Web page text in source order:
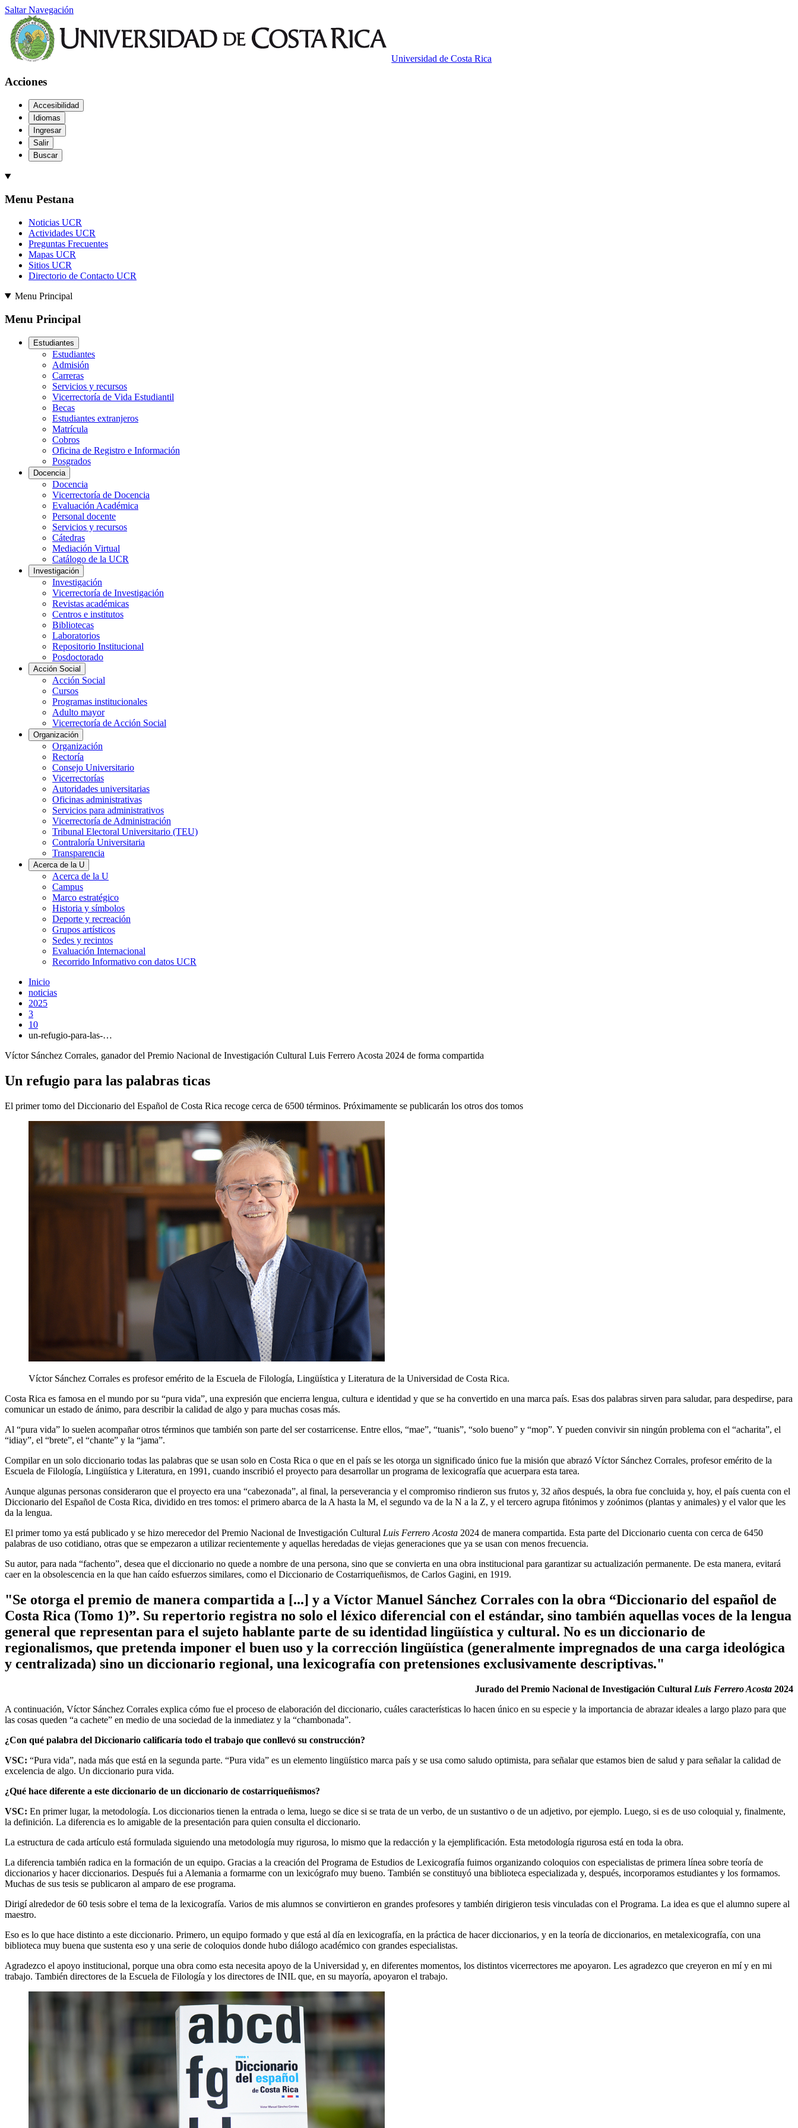
Saltar Navegación
Universidad de Costa Rica
Acciones
Accesibilidad
Idiomas
Ingresar
Salir
Buscar
Menu Pestana
Noticias UCR
Actividades UCR
Preguntas Frecuentes
Mapas UCR
Sitios UCR
Directorio de Contacto UCR
Menu Principal
Menu Principal
Estudiantes
Estudiantes
Admisión
Carreras
Servicios y recursos
Vicerrectoría de Vida Estudiantil
Becas
Estudiantes extranjeros
Matrícula
Cobros
Oficina de Registro e Información
Posgrados
Docencia
Docencia
Vicerrectoría de Docencia
Evaluación Académica
Personal docente
Servicios y recursos
Cátedras
Mediación Virtual
Catálogo de la UCR
Investigación
Investigación
Vicerrectoría de Investigación
Revistas académicas
Centros e institutos
Bibliotecas
Laboratorios
Repositorio Institucional
Posdoctorado
Acción Social
Acción Social
Cursos
Programas institucionales
Adulto mayor
Vicerrectoría de Acción Social
Organización
Organización
Rectoría
Consejo Universitario
Vicerrectorías
Autoridades universitarias
Oficinas administrativas
Servicios para administrativos
Vicerrectoría de Administración
Tribunal Electoral Universitario (TEU)
Contraloría Universitaria
Transparencia
Acerca de la U
Acerca de la U
Campus
Marco estratégico
Historia y símbolos
Deporte y recreación
Grupos artísticos
Sedes y recintos
Evaluación Internacional
Recorrido Informativo con datos UCR
Inicio
noticias
2025
3
10
un-refugio-para-las-…
Víctor Sánchez Corrales, ganador del Premio Nacional de Investigación Cultural Luis Ferrero Acosta 2024 de forma compartida
Un refugio para las palabras ticas
El primer tomo del Diccionario del Español de Costa Rica recoge cerca de 6500 términos. Próximamente se publicarán los otros dos tomos
Víctor Sánchez Corrales es profesor emérito de la Escuela de Filología, Lingüística y Literatura de la Universidad de Costa Rica.
Costa Rica es famosa en el mundo por su “pura vida”, una expresión que encierra lengua, cultura e identidad y que se ha convertido en una marca país. Esas dos palabras sirven para saludar, para despedirse, para
comunicar un estado de ánimo, para describir la calidad de algo y para muchas cosas más.
Al “pura vida” lo suelen acompañar otros términos que también son parte del ser costarricense. Entre ellos, “mae”, “tuanis”, “solo bueno” y “mop”. Y pueden convivir sin ningún problema con el “acharita”, el
“idiay”, el “brete”, el “chante” y la “jama”.
Compilar en un solo diccionario todas las palabras que se usan solo en Costa Rica o que en el país se les otorga un significado único fue la misión que abrazó Víctor Sánchez Corrales, profesor emérito de la
Escuela de Filología, Lingüística y Literatura, en 1991, cuando inscribió el proyecto para desarrollar un programa de lexicografía que acuerpara esta tarea.
Aunque algunas personas consideraron que el proyecto era una “cabezonada”, al final, la perseverancia y el compromiso rindieron sus frutos y, 32 años después, la obra fue concluida y, hoy, el país cuenta con el
Diccionario del Español de Costa Rica, dividido en tres tomos: el primero abarca de la A hasta la M, el segundo va de la N a la Z, y el tercero agrupa fitónimos y zoónimos (plantas y animales) y el valor que les
da la lengua.
El primer tomo ya está publicado y se hizo merecedor del Premio Nacional de Investigación Cultural Luis Ferrero Acosta 2024 de manera compartida. Esta parte del Diccionario cuenta con cerca de 6450
palabras de uso cotidiano, otras que se empezaron a utilizar recientemente y aquellas heredadas de viejas generaciones que ya se usan con menos frecuencia.
Su autor, para nada “fachento”, desea que el diccionario no quede a nombre de una persona, sino que se convierta en una obra institucional para garantizar su actualización permanente. De esta manera, evitará
caer en la obsolescencia en la que han caído esfuerzos similares, como el Diccionario de Costarriqueñismos, de Carlos Gagini, en 1919.
"Se otorga el premio de manera compartida a [...] y a Víctor Manuel Sánchez Corrales con la obra “Diccionario del español de
Costa Rica (Tomo 1)”. Su repertorio registra no solo el léxico diferencial con el estándar, sino también aquellas voces de la lengua
general que representan para el sujeto hablante parte de su identidad lingüística y cultural. No es un diccionario de
regionalismos, que pretenda imponer el buen uso y la corrección lingüística (generalmente impregnados de una carga ideológica
y centralizada) sino un diccionario regional, una lexicografía con pretensiones exclusivamente descriptivas."
Jurado del Premio Nacional de Investigación Cultural Luis Ferrero Acosta 2024
A continuación, Víctor Sánchez Corrales explica cómo fue el proceso de elaboración del diccionario, cuáles características lo hacen único en su especie y la importancia de abrazar ideales a largo plazo para que
las cosas queden “a cachete” en medio de una sociedad de la inmediatez y la “chambonada”.
¿Con qué palabra del Diccionario calificaría todo el trabajo que conllevó su construcción?
VSC: “Pura vida”, nada más que está en la segunda parte. “Pura vida” es un elemento lingüístico marca país y se usa como saludo optimista, para señalar que estamos bien de salud y para señalar la calidad de
excelencia de algo. Un diccionario pura vida.
¿Qué hace diferente a este diccionario de un diccionario de costarriqueñismos?
VSC: En primer lugar, la metodología. Los diccionarios tienen la entrada o lema, luego se dice si se trata de un verbo, de un sustantivo o de un adjetivo, por ejemplo. Luego, si es de uso coloquial y, finalmente,
la definición. La diferencia es lo amigable de la presentación para quien consulta el diccionario.
La estructura de cada artículo está formulada siguiendo una metodología muy rigurosa, lo mismo que la redacción y la ejemplificación. Esta metodología rigurosa está en toda la obra.
La diferencia también radica en la formación de un equipo. Gracias a la creación del Programa de Estudios de Lexicografía fuimos organizando coloquios con especialistas de primera línea sobre teoría de
diccionarios y hacer diccionarios. Después fui a Alemania a formarme con un lexicógrafo muy bueno. También se constituyó una biblioteca especializada y, después, incorporamos estudiantes y los formamos.
Muchas de sus tesis se publicaron al amparo de ese programa.
Dirigí alrededor de 60 tesis sobre el tema de la lexicografía. Varios de mis alumnos se convirtieron en grandes profesores y también dirigieron tesis vinculadas con el Programa. La idea es que el alumno supere al
maestro.
Eso es lo que hace distinto a este diccionario. Primero, un equipo formado y que está al día en lexicografía, en la práctica de hacer diccionarios, y en la teoría de diccionarios, en metalexicografía, con una
biblioteca muy buena que sustenta eso y una serie de coloquios donde hubo diálogo académico con grandes especialistas.
Agradezco el apoyo institucional, porque una obra como esta necesita apoyo de la Universidad y, en diferentes momentos, los distintos vicerrectores me apoyaron. Les agradezco que creyeron en mí y en mi
trabajo. También directores de la Escuela de Filología y los directores de INIL que, en su mayoría, apoyaron el trabajo.